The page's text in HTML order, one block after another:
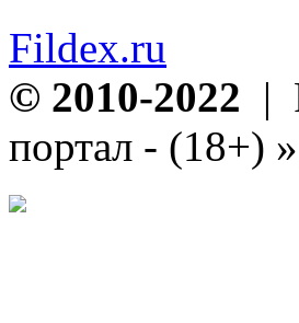
Fildex.ru
© 2010-2022 |
портал - (18+) »